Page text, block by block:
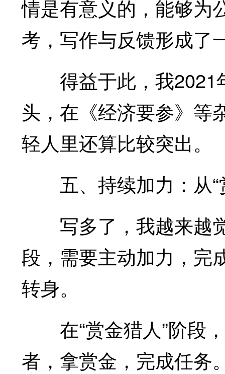
情是有意义的，能够为
考，写作与反馈形成了
得益于此，我2021
头，在《经济要参》等
轻人里还算比较突出。
五、持续加力：从“
写多了，我越来越
段，需要主动加力，完
转身。
在“赏金猎人”阶段
者，拿赏金，完成任务